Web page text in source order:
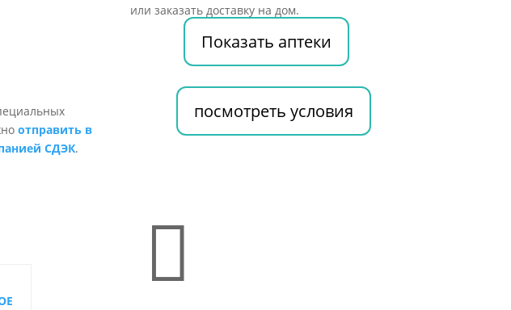
или заказать доставку на дом.
Показать аптеки
отправить в
СДЭК.
посмотреть условия
